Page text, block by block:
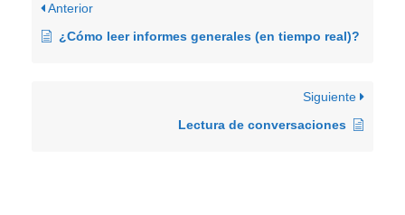
Anterior
¿Cómo leer informes generales (en tiempo real)?
Siguiente
Lectura de conversaciones